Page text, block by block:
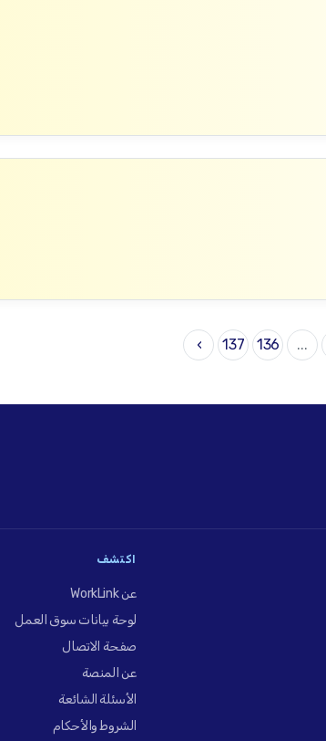
...
136
137
›
اكتشف
عن WorkLink
لوحة بيانات سوق العمل
صفحة الاتصال
عن المنصة
الأسئلة الشائعة
الشروط والأحكام